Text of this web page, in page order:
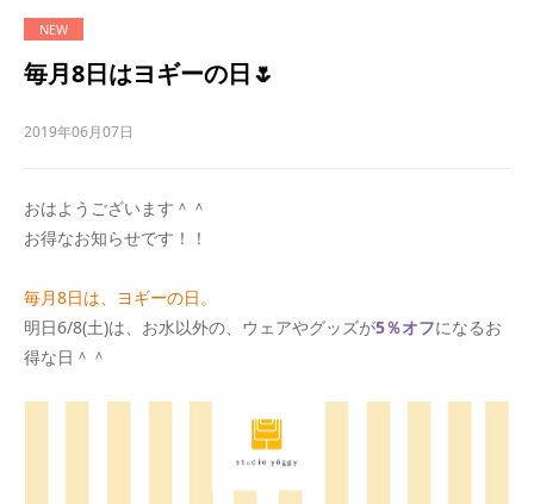
毎月8日はヨギーの日🌷
2019年06月07日
おはようございます＾＾
お得なお知らせです！！
毎月8日は、ヨギーの日。
明日6/8(土)は、お水以外の、ウェアやグッズが5％オフになるお
得な日＾＾